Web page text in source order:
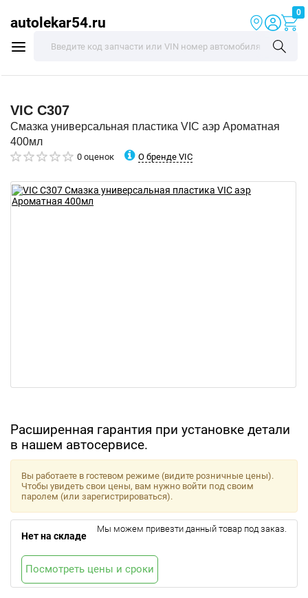
autolekar54.ru
0
VIC C307
Смазка универсальная пластика VIC аэр Ароматная
400мл
0 оценок О бренде VIC
Расширенная гарантия при установке детали
в нашем автосервисе.
Вы работаете в гостевом режиме (видите розничные цены).
Чтобы увидеть свои цены, вам нужно войти под своим
паролем (или зарегистрироваться).
Нет на складе
Мы можем привезти данный товар под заказ.
Посмотреть цены и сроки